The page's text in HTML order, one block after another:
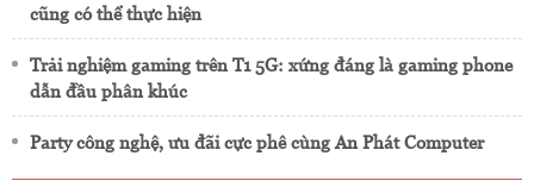
cũng có thể thực hiện
Trải nghiệm gaming trên T1 5G: xứng đáng là gaming phone
dẫn đầu phân khúc
Party công nghệ, ưu đãi cực phê cùng An Phát Computer